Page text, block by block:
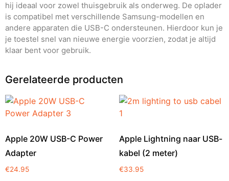
hij ideaal voor zowel thuisgebruik als onderweg. De oplader
is compatibel met verschillende Samsung-modellen en
andere apparaten die USB-C ondersteunen. Hierdoor kun je
je toestel snel van nieuwe energie voorzien, zodat je altijd
klaar bent voor gebruik.
Gerelateerde producten
Apple 20W USB-C Power
Adapter
€24.95
Apple Lightning naar USB-
kabel (2 meter)
€33.95